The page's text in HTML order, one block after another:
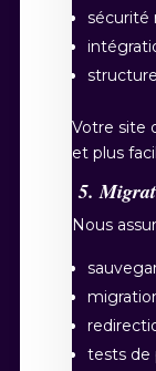
sécurité
Votre site
et plus
5.
Nous
tests de